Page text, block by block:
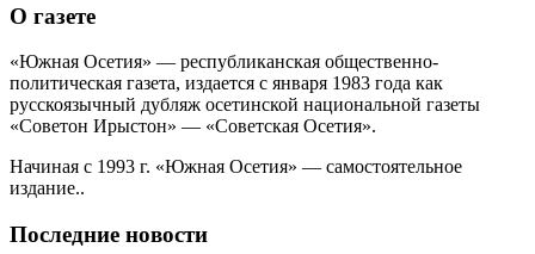
О газете
«Южная Осетия» — республиканская общественно-
политическая газета, издается с января 1983 года как
русскоязычный дубляж осетинской национальной газеты
«Советон Ирыстон» — «Советская Осетия».
Начиная с 1993 г. «Южная Осетия» — самостоятельное
издание..
Последние новости